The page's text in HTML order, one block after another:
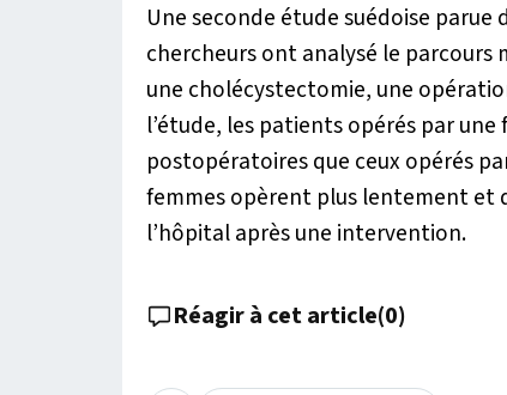
Une seconde étude suédoise parue
chercheurs ont analysé le parcours
une cholécystectomie, une
l’étude, les patients opérés par
postopératoires que ceux opérés
femmes opèrent plus lentement et
l’hôpital après une intervention.
Réagir à cet article(0)